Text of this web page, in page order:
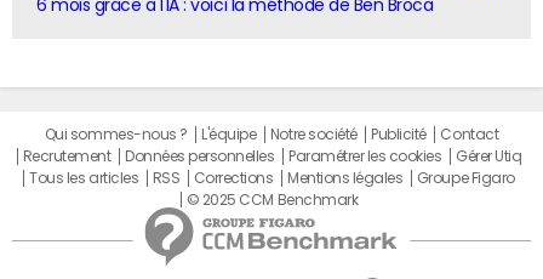
6 mois grâce à l'IA : voici la méthode de Ben Broca
Qui sommes-nous ? L'équipe Notre société Publicité
Contact
Recrutement
Données personnelles Paramétrer les cookies
Gérer Utiq
Tous les articles
RSS Corrections Mentions légales
Groupe Figaro
© 2025 CCM Benchmark